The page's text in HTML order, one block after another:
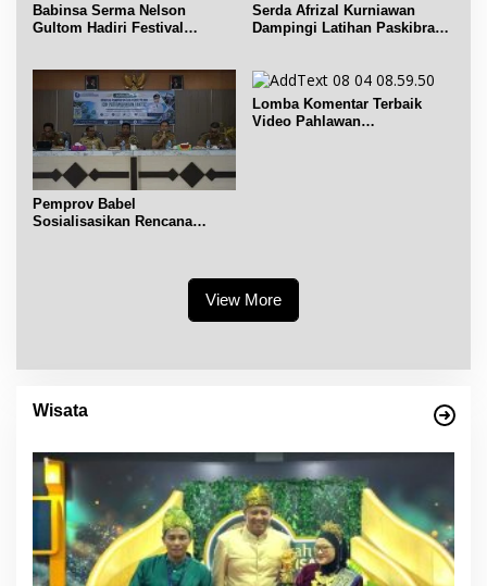
Babinsa Serma Nelson
Gultom Hadiri Festival
Serda Afrizal Kurniawan
Dampingi Latihan Paskibra
Pemprov Babel
Sosialisasikan Rencana
Lomba Komentar Terbaik
Video Pahlawan
View More
Wisata